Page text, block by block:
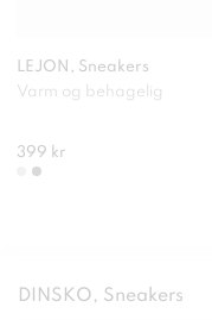
LEJON, Sneakers
Varm og behagelig
399 kr
DINSKO, Sneakers